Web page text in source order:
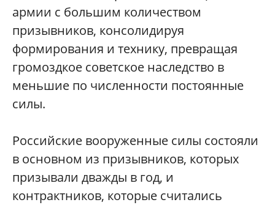
армии с большим количеством
призывников, консолидируя
формирования и технику, превращая
громоздкое советское наследство в
меньшие по численности постоянные
силы.
Российские вооруженные силы состояли
в основном из призывников, которых
призывали дважды в год, и
контрактников, которые считались